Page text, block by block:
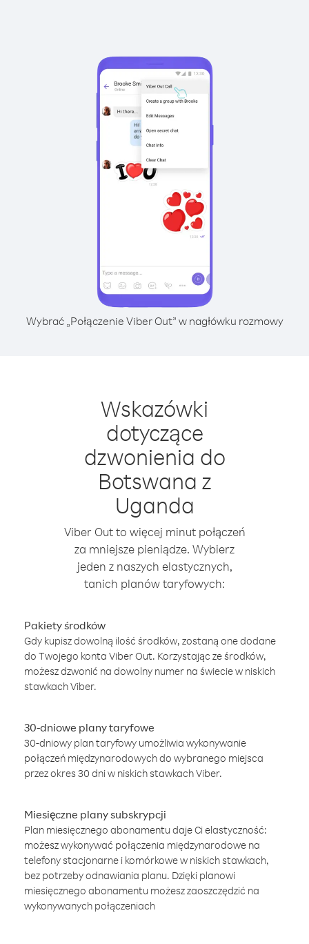
Wybrać „Połączenie Viber Out” w nagłówku rozmowy
Wskazówki
dotyczące
dzwonienia do
Botswana z
Uganda
Viber Out to więcej minut połączeń
za mniejsze pieniądze. Wybierz
jeden z naszych elastycznych,
tanich planów taryfowych:
Pakiety środków
Gdy kupisz dowolną ilość środków, zostaną one dodane
do Twojego konta Viber Out. Korzystając ze środków,
możesz dzwonić na dowolny numer na świecie w niskich
stawkach Viber.
30-dniowe plany taryfowe
30-dniowy plan taryfowy umożliwia wykonywanie
połączeń międzynarodowych do wybranego miejsca
przez okres 30 dni w niskich stawkach Viber.
Miesięczne plany subskrypcji
Plan miesięcznego abonamentu daje Ci elastyczność:
możesz wykonywać połączenia międzynarodowe na
telefony stacjonarne i komórkowe w niskich stawkach,
bez potrzeby odnawiania planu. Dzięki planowi
miesięcznego abonamentu możesz zaoszczędzić na
wykonywanych połączeniach